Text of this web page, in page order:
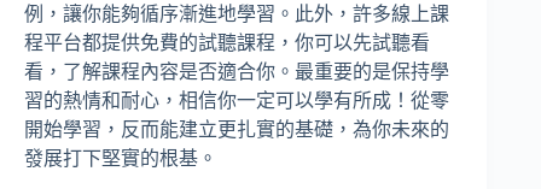
例，讓你能夠循序漸進地學習。此外，許多線上課
程平台都提供免費的試聽課程，你可以先試聽看
看，了解課程內容是否適合你。最重要的是保持學
習的熱情和耐心，相信你一定可以學有所成！從零
開始學習，反而能建立更扎實的基礎，為你未來的
發展打下堅實的根基。